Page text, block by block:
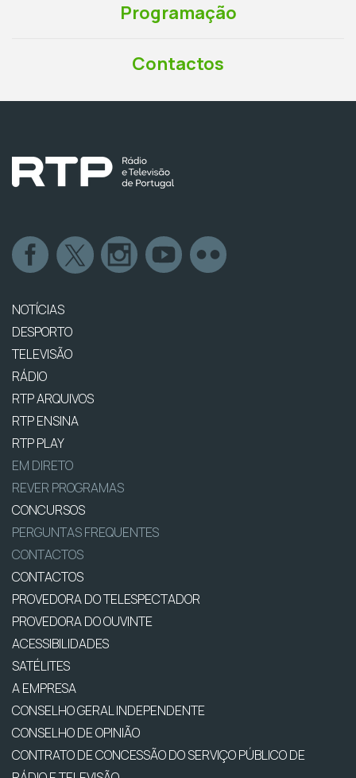
Programação
Contactos
NOTÍCIAS
DESPORTO
TELEVISÃO
RÁDIO
RTP ARQUIVOS
RTP ENSINA
RTP PLAY
EM DIRETO
REVER PROGRAMAS
CONCURSOS
PERGUNTAS FREQUENTES
CONTACTOS
CONTACTOS
PROVEDORA DO TELESPECTADOR
PROVEDORA DO OUVINTE
ACESSIBILIDADES
SATÉLITES
A EMPRESA
CONSELHO GERAL INDEPENDENTE
CONSELHO DE OPINIÃO
CONTRATO DE CONCESSÃO DO SERVIÇO PÚBLICO DE